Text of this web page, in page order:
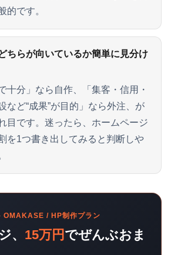
的です。
ちらが向いているか簡単に見分け
十分」なら自作、「集客・信用・
など“成果”が目的」なら外注、が
目です。迷ったら、ホームページ
を1つ書き出してみると判断しや
/ HP制作プラン
、 15万円 でぜんぶおま